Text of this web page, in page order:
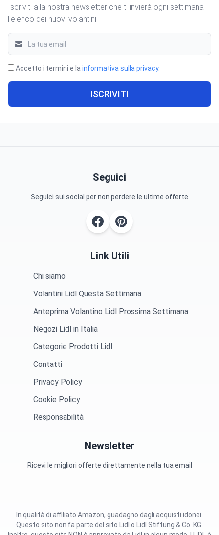
Iscriviti alla nostra newsletter che ti invierà ogni settimana
l'elenco dei nuovi volantini!
Accetto i termini e lainformativa sulla privacy.
ISCRIVITI
Seguici
Seguici sui social per non perdere le ultime offerte
Link Utili
Chi siamo
Volantini Lidl Questa Settimana
Anteprima Volantino Lidl Prossima Settimana
Negozi Lidl in Italia
Categorie Prodotti Lidl
Contatti
Privacy Policy
Cookie Policy
Responsabilità
Newsletter
Ricevi le migliori offerte direttamente nella tua email
Questo sito non fa parte del sito Lidl o Lidl Stiftung & Co. KG.
In qualità di affiliato Amazon, guadagno dagli acquisti idonei.